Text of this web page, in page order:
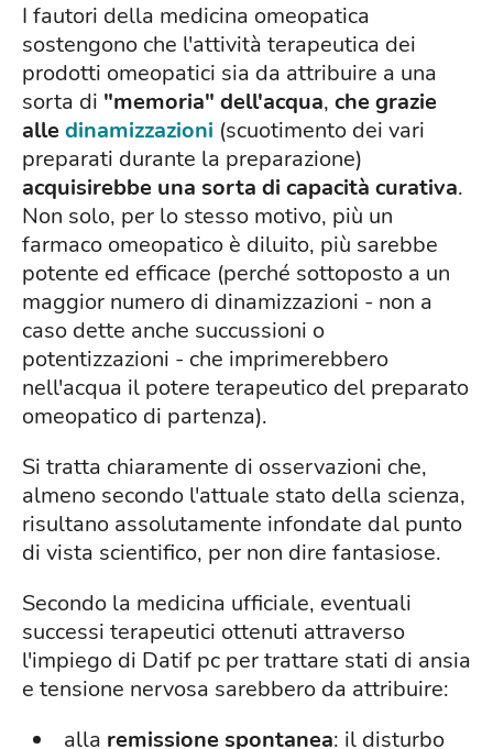
I fautori della medicina omeopatica
sostengono che l'attività terapeutica dei
prodotti omeopatici sia da attribuire a una
sorta di "memoria" dell'acqua, che grazie
alledinamizzazioni (scuotimento dei vari
preparati durante la preparazione)
acquisirebbe una sorta di capacità curativa.
Non solo, per lo stesso motivo, più un
farmaco omeopatico è diluito, più sarebbe
potente ed efficace (perché sottoposto a un
maggior numero di dinamizzazioni - non a
caso dette anche succussioni o
potentizzazioni - che imprimerebbero
nell'acqua il potere terapeutico del preparato
omeopatico di partenza).
Si tratta chiaramente di osservazioni che,
almeno secondo l'attuale stato della scienza,
risultano assolutamente infondate dal punto
di vista scientifico, per non dire fantasiose.
Secondo la medicina ufficiale, eventuali
successi terapeutici ottenuti attraverso
l'impiego di Datif pc per trattare stati di ansia
e tensione nervosa sarebbero da attribuire:
alla remissione spontanea: il disturbo